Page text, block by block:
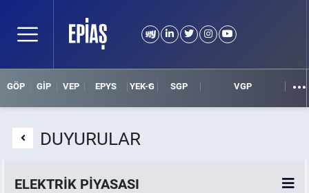
GÖP GİP VEP EPYS YEK-G SGP VGP
DUYURULAR
ELEKTRİK PİYASASI